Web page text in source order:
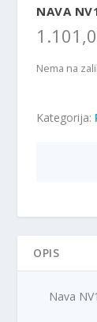
NAVA
Nema na
Kategorija:
OPIS
Nava